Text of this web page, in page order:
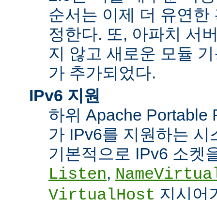
순서는 이제 더 유연한
정한다. 또, 아파치 서
지 않고 새로운 모듈
가 추가되었다.
IPv6 지원
하위 Apache Portable
가 IPv6를 지원하는 시
기본적으로 IPv6 소켓
Listen,
VirtualHost 지시어